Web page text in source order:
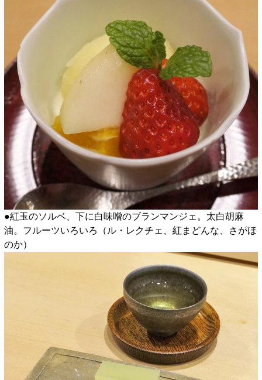
●紅玉のソルベ、下に白味噌のブランマンジェ。太白胡麻
油。フルーツいろいろ（ル・レクチェ、紅まどんな、さがほ
のか）